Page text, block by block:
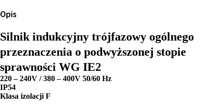
Opis
Silnik indukcyjny trójfazowy ogólnego
przeznaczenia o podwyższonej stopie
sprawności WG IE2
220 – 240V / 380 – 400V 50/60 Hz
IP54
Klasa izolacji F